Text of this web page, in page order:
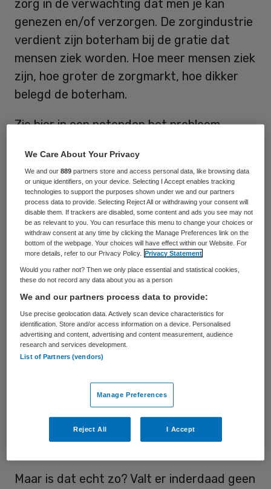
zorg in de verwachting dat men je kan
genezen en/of verzorgen. De zorgindustrie
verdient zijn boterham bij de gratie dat
mensen ziek worden. Hoe meer mensen ziek
zijn, hoe groter de zorgmarkt, hoe dikker
belegd de boterham.
Zie hier in een notendop het probleem
gezondheidsbevordering –het gezond
houden van mensen– economisch gezien
oninteressant is en dus houtje touwtje
gefinancierd wordt. Want kun je geld
verdienen aan iets wat een mens van
nature al heeft? En haal je als zorgindustrie
niet je eigen verdienmodel onderuit als je
investeert in preventie en
gezondheidsbevordering?
Het antwoord op beide vragen –nee op de
eerste; ja op de tweede– verklaart waarom
maar als puntje bij paaltje komt er niet in wil
It’s the economy, stupid
Co-productie
Maar is dat echt zo? Valt er inderdaad geen
We Care About Your Privacy
We and our889 partners store and access personal data, like browsing data
or unique identifiers, on your device. Selecting I Accept enables tracking
technologies to support the purposes shown under we and our partners
process data to provide. Selecting Reject All or withdrawing your consent will
disable them. If trackers are disabled, some content and ads you see may not
be as relevant to you. You can resurface this menu to change your choices or
withdraw consent at any time by clicking the Manage Preferences link on the
bottom of the webpage. Your choices will have effect within our Website. For
more details, refer to our Privacy Policy.
Privacy Statement
Would you rather not? Then we only place essential and statistical cookies,
these do not record any data about you as a person
We and our partners process data to provide:
Use precise geolocation data. Actively scan device characteristics for
identification. Store and/or access information on a device. Personalised
advertising and content, advertising and content measurement, audience
research and services development.
List of Partners (vendors)
Manage Preferences
Reject All I Accept